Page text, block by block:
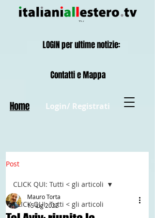
Login/ Registrati
Contatti e Mappa
Home
LOGIN per ultime notizie:
Post
CLICK QUI: Tutti < gli articoli
CLICK QUI: Tutti < gli articoli
Mauro Torta
15 lug 2022